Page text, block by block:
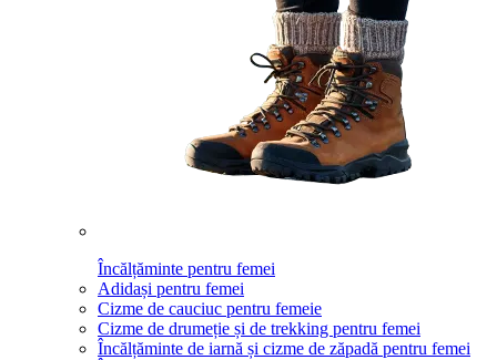
Încălțăminte pentru femei
Adidași pentru femei
Cizme de cauciuc pentru femeie
Cizme de drumeție și de trekking pentru femei
Încălțăminte de iarnă și cizme de zăpadă pentru femei